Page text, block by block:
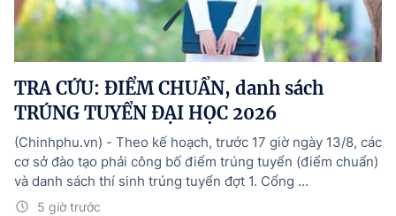
TRA CỨU: ĐIỂM CHUẨN, danh sách
TRÚNG TUYỂN ĐẠI HỌC 2026
5 giờ trước
(Chinhphu.vn) - Theo kế hoạch, trước 17 giờ ngày 13/8, các
cơ sở đào tạo phải công bố điểm trúng tuyển (điểm chuẩn)
và danh sách thí sinh trúng tuyển đợt 1. Cổng ...